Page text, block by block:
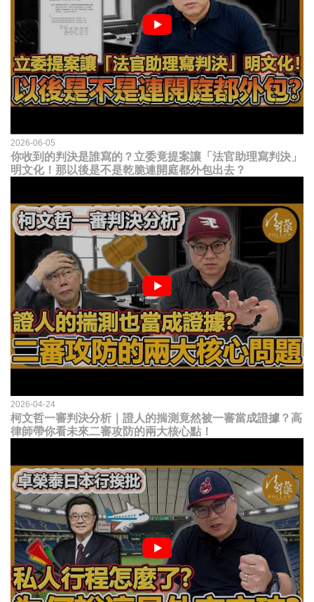
2026-06-05
你收到的判決是誰寫的？立委竟提案讓「法官助理寫判決」
明文化！那以後是不是乾脆連開庭都外包出去？
2026-04-24
柯文哲一審判決分析｜證人的揣測竟然被一審當成證據？高
律師帶你看未來二審攻防的兩大核心點！